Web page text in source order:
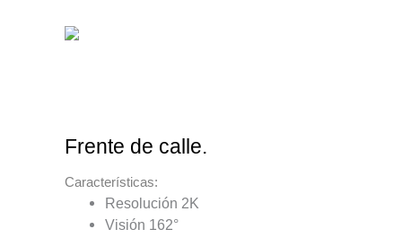
Frente de calle.
Características:
Resolución 2K
Visión 162°